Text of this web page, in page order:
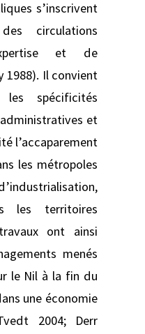
s’inscrivent
circulations
et de
1988). Il convient
les spécificités
et
l’accaparement
les métropoles
les territoires
ont ainsi
menés
le Nil à la fin du
une économie
2004; Derr